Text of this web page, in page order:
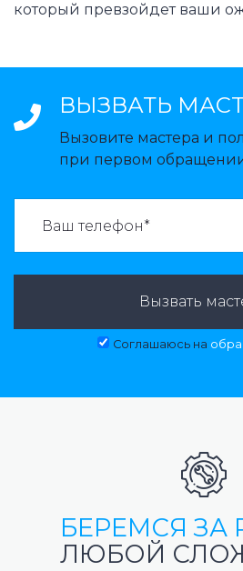
который превзойдет ваши
ВЫЗВАТЬ
Вызовите мастера и
при первом
Вызвать
Соглашаюсь на
БЕРЕМСЯ ЗА
ЛЮБОЙ